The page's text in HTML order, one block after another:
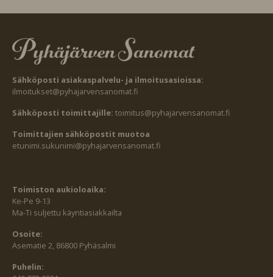
Sähköposti asiakaspalvelu- ja ilmoitusasioissa:
ilmoitukset@pyhajarvensanomat.fi
Sähköposti toimittajille: toimitus@pyhajarvensanomat.fi
Toimittajien sähköpostit muotoa
etunimi.sukunimi@pyhajarvensanomat.fi
Toimiston aukioloaika:
Ke-Pe 9-13
Ma-Ti suljettu käyntiasiakkailta
Osoite:
Asematie 2, 86800 Pyhäsalmi
Puhelin: